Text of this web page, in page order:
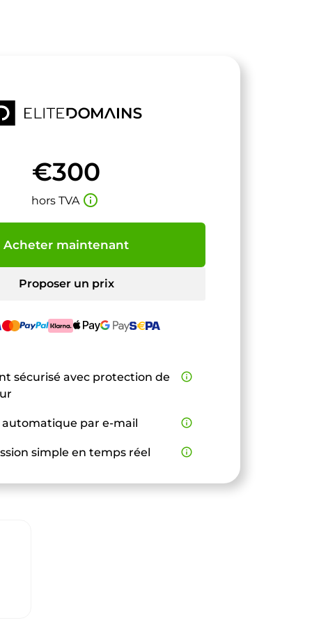
€300
hors TVA info_outline
Acheter maintenant
Proposer un prix
sécurisé avec protection de
info_outline
automatique par e-mail info_outline
simple en temps réel info_outline